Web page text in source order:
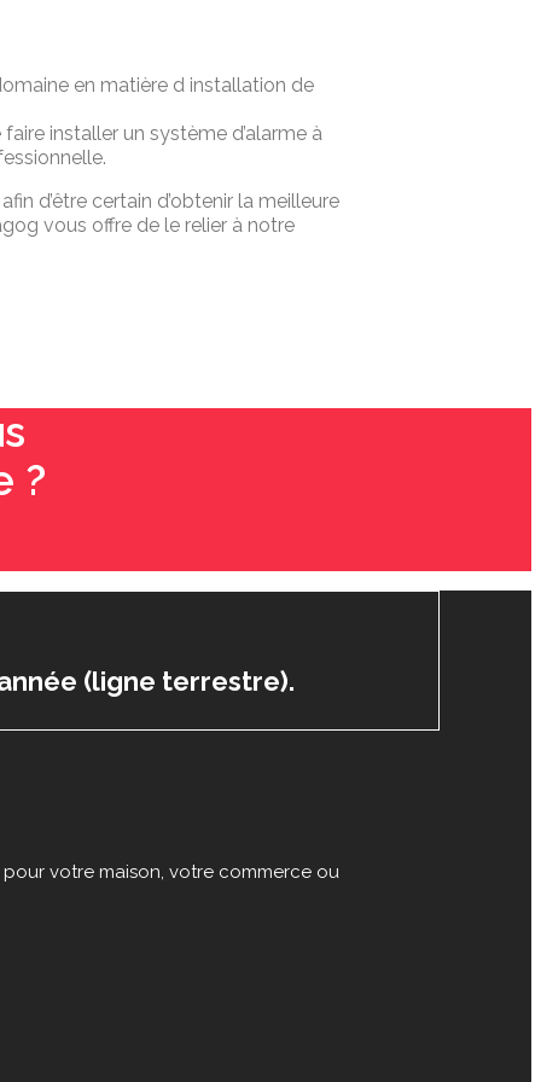
en matière d installation de
installer un système d’alarme à
d’être certain d’obtenir la meilleure
vous offre de le relier à notre
?
(ligne terrestre).
pour votre maison, votre commerce ou